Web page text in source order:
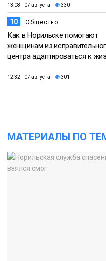
13:08 07 августа 330
10 Общество
Как в Норильске помогают
женщинам из
центра адаптироваться к
12:32 07 августа 301
МАТЕРИАЛЫ ПО